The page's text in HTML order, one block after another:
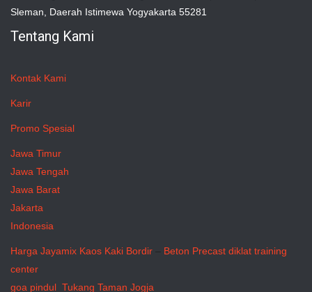
Sleman, Daerah Istimewa Yogyakarta 55281
Tentang Kami
Kontak Kami
Karir
Promo Spesial
Jawa Timur
Jawa Tengah
Jawa Barat
Jakarta
Indonesia
Harga Jayamix Kaos Kaki Bordir – Beton Precast diklat training
center
goa pindul Tukang Taman Jogja